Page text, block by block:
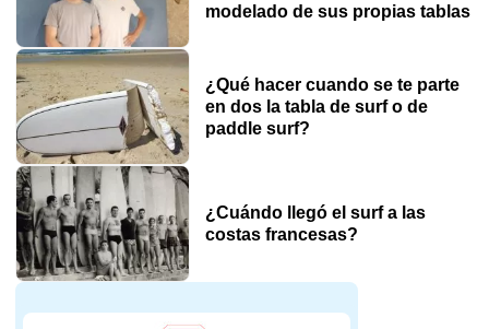
modelado de sus propias tablas
¿Qué hacer cuando se te parte
en dos la tabla de surf o de
paddle surf?
¿Cuándo llegó el surf a las
costas francesas?